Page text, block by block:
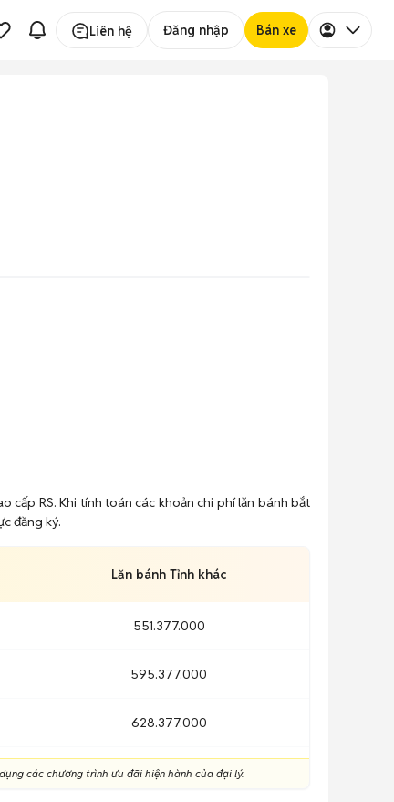
Liên hệ Đăng nhập Bán xe
RS. Khi tính toán các khoản chi phí lăn bánh bắt
đăng ký.
Lăn bánh Tỉnh khác
551.377.000
595.377.000
628.377.000
các chương trình ưu đãi hiện hành của đại lý.